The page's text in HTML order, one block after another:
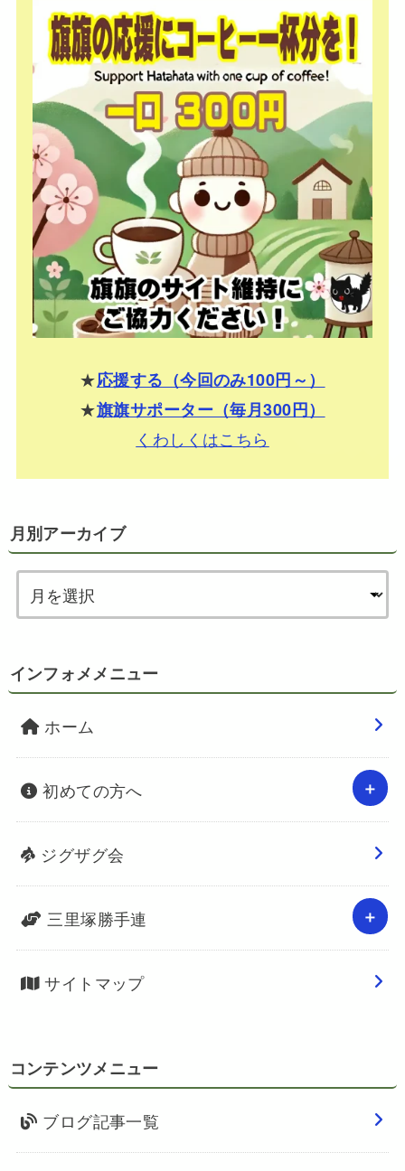
★応援する（今回のみ100円～）
★旗旗サポーター（毎月300円）
くわしくはこちら
月別アーカイブ
インフォメメニュー
ホーム
初めての方へ
ジグザグ会
三里塚勝手連
サイトマップ
コンテンツメニュー
ブログ記事一覧